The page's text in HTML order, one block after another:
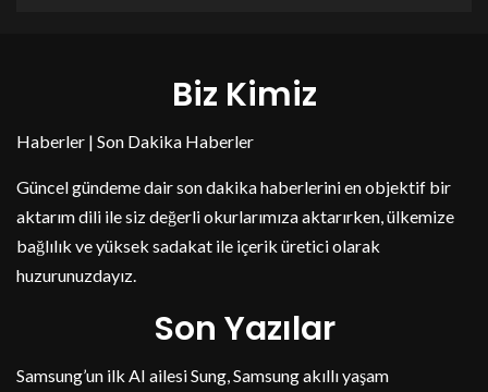
Biz Kimiz
Haberler | Son Dakika Haberler
Güncel gündeme dair son dakika haberlerini en objektif bir
aktarım dili ile siz değerli okurlarımıza aktarırken, ülkemize
bağlılık ve yüksek sadakat ile içerik üretici olarak
huzurunuzdayız.
Son Yazılar
Samsung’un ilk AI ailesi Sung, Samsung akıllı yaşam